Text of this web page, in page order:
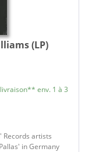
(LP)
env. 1 à 3
Records artists
in Germany